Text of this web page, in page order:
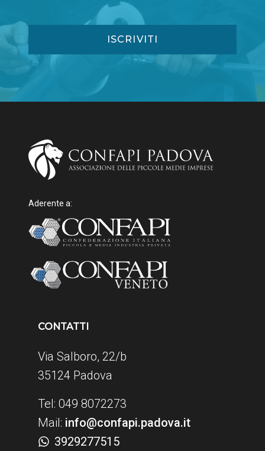
Aderente a:
CONTATTI
Via Salboro, 22/b
35124 Padova
Tel: 049 8072273
Mail: info@confapi.padova.it
3929277515